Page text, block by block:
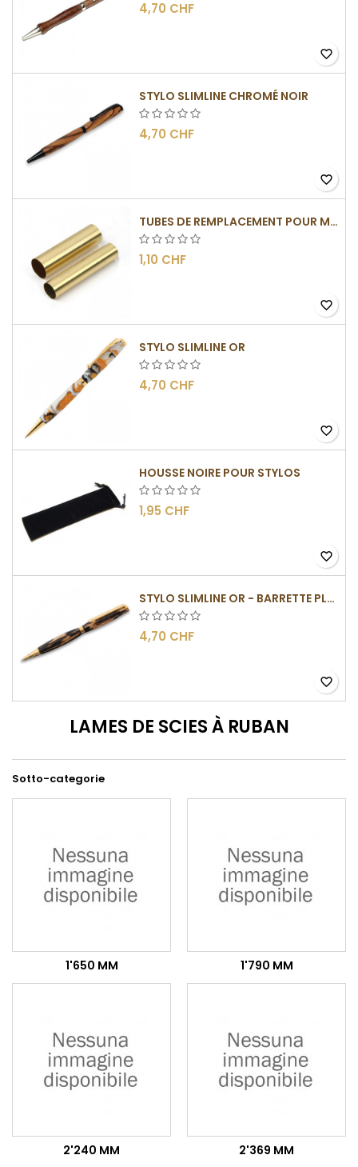
4,70 CHF
favorite_border
STYLO SLIMLINE CHROMÉ NOIR
4,70 CHF
favorite_border
TUBES DE REMPLACEMENT POUR MÉCANISMES SLIMLINE
1,10 CHF
favorite_border
STYLO SLIMLINE OR
4,70 CHF
favorite_border
HOUSSE NOIRE POUR STYLOS
1,95 CHF
favorite_border
STYLO SLIMLINE OR - BARRETTE PLATE
4,70 CHF
favorite_border
LAMES DE SCIES À RUBAN
Sotto-categorie
1'650 MM 1'790 MM
2'240 MM 2'369 MM